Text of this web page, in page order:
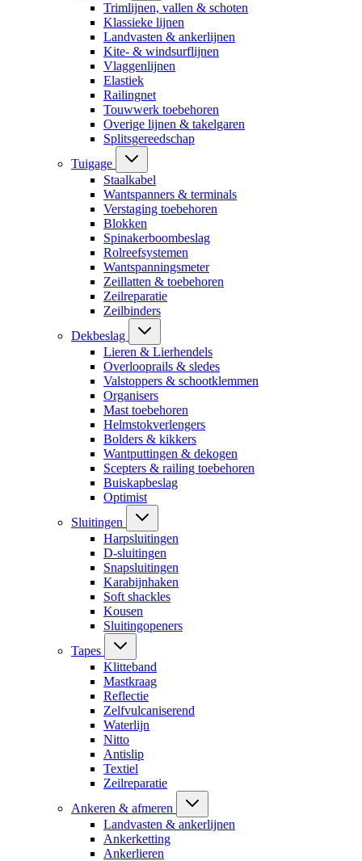
Trimlijnen, vallen & schoten
Klassieke lijnen
Landvasten & ankerlijnen
Kite- & windsurflijnen
Vlaggenlijnen
Elastiek
Railingnet
Touwwerk toebehoren
Overige lijnen & takelgaren
Splitsgereedschap
Tuigage
Staalkabel
Wantspanners & terminals
Verstaging toebehoren
Blokken
Spinakerboombeslag
Rolreefsystemen
Wantspanningsmeter
Zeillatten & toebehoren
Zeilreparatie
Zeilbinders
Dekbeslag
Lieren & Lierhendels
Overlooprails & sledes
Valstoppers & schootklemmen
Organisers
Mast toebehoren
Helmstokverlengers
Bolders & kikkers
Wantputtingen & dekogen
Scepters & railing toebehoren
Buiskapbeslag
Optimist
Sluitingen
Harpsluitingen
D-sluitingen
Snapsluitingen
Karabijnhaken
Soft shackles
Kousen
Sluitingopeners
Tapes
Klitteband
Mastkraag
Reflectie
Zelfvulcaniserend
Waterlijn
Nitto
Antislip
Textiel
Zeilreparatie
Ankeren & afmeren
Landvasten & ankerlijnen
Ankerketting
Ankerlieren